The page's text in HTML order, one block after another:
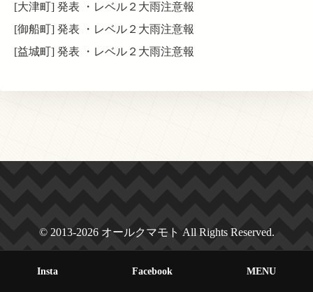
[大津町] 発表 ・レベル２大雨注意報
[御船町] 発表 ・レベル２大雨注意報
[益城町] 発表 ・レベル２大雨注意報
© 2013-2026 オールクマモト All Rights Reserved.
Insta Facebook MENU